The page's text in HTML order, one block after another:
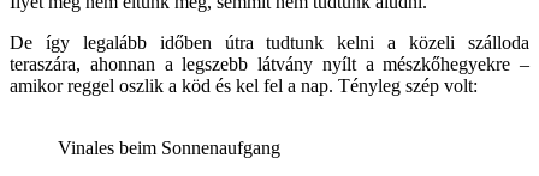
De így legalább időben útra tudtunk kelni a közeli szálloda
teraszára, ahonnan a legszebb látvány nyílt a mészkőhegyekre –
amikor reggel oszlik a köd és kel fel a nap. Tényleg szép volt:
Vinales beim Sonnenaufgang